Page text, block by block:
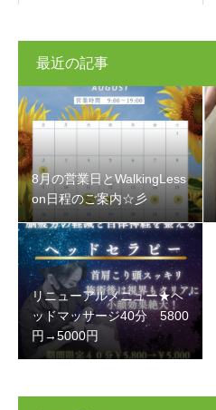
最近の記事
8月の営業日とWalkingLess
on日程のご案内☆彡
リニューアルメニュー★ヘ
ッドマッサージ40分 5800
円→5000円